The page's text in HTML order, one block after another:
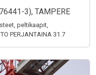
3), TAMPERE
peltikaapit,
PERJANTAINA 31.7